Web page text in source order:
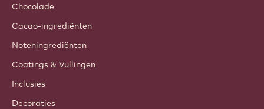
Chocolade
Cacao-ingrediënten
Noteningrediënten
Coatings & Vullingen
Inclusies
Decoraties